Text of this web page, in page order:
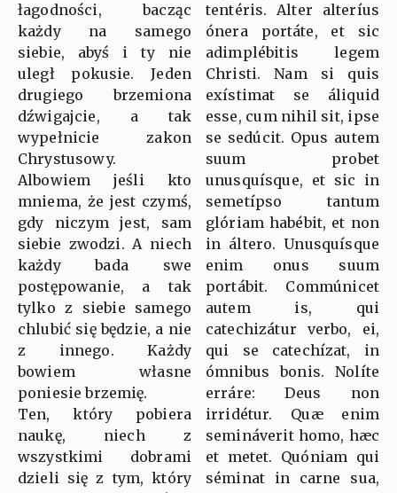
łagodności, bacząc
każdy na samego
siebie, abyś i ty nie
uległ pokusie. Jeden
drugiego brzemiona
dźwigajcie, a tak
wypełnicie zakon
Chrystusowy.
Albowiem jeśli kto
mniema, że jest czymś,
gdy niczym jest, sam
siebie zwodzi. A niech
każdy bada swe
postępowanie, a tak
tylko z siebie samego
chlubić się będzie, a nie
z innego. Każdy
bowiem własne
poniesie brzemię.
Ten, który pobiera
naukę, niech z
wszystkimi dobrami
dzieli się z tym, który
tentéris. Alter alteríus
ónera portáte, et sic
adimplébitis legem
Christi. Nam si quis
exístimat se áliquid
esse, cum nihil sit, ipse
se sedúcit. Opus autem
suum probet
unusquísque, et sic in
semetípso tantum
glóriam habébit, et non
in áltero. Unusquísque
enim onus suum
portábit. Commúnicet
autem is, qui
catechizátur verbo, ei,
qui se catechízat, in
ómnibus bonis. Nolíte
erráre: Deus non
irridétur. Quæ enim
semináverit homo, hæc
et metet. Quóniam qui
séminat in carne sua,